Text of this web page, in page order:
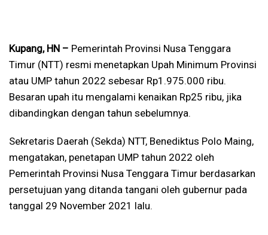
Kupang, HN – Pemerintah Provinsi Nusa Tenggara
Timur (NTT) resmi menetapkan Upah Minimum Provinsi
atau UMP tahun 2022 sebesar Rp1.975.000 ribu.
Besaran upah itu mengalami kenaikan Rp25 ribu, jika
dibandingkan dengan tahun sebelumnya.
Sekretaris Daerah (Sekda) NTT, Benediktus Polo Maing,
mengatakan, penetapan UMP tahun 2022 oleh
Pemerintah Provinsi Nusa Tenggara Timur berdasarkan
persetujuan yang ditanda tangani oleh gubernur pada
tanggal 29 November 2021 lalu.